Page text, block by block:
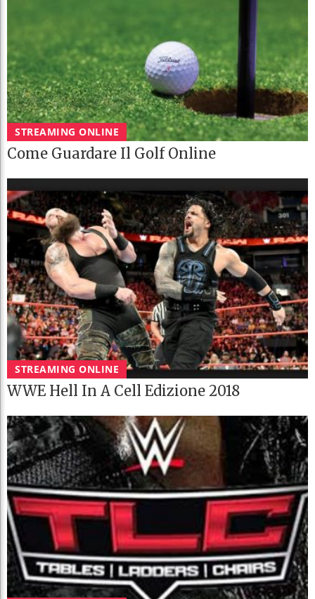
STREAMING ONLINE
Come Guardare Il Golf Online
STREAMING ONLINE
WWE Hell In A Cell Edizione 2018